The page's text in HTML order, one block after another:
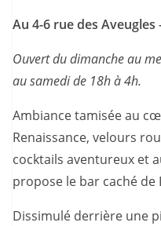
Au 4-6 rue des Aveugles
Ouvert du dimanche au
au samedi de 18h à 4h.
Ambiance tamisée au
Renaissance, velours
cocktails aventureux et
propose le bar caché de
Dissimulé derrière une